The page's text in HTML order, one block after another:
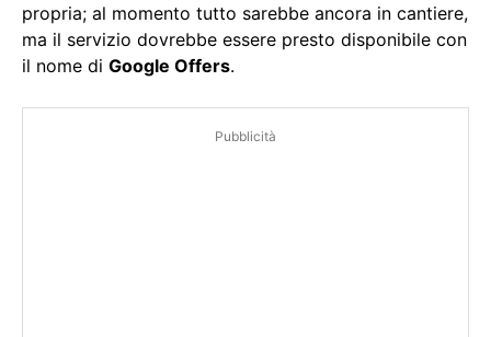
propria; al momento tutto sarebbe ancora in cantiere,
ma il servizio dovrebbe essere presto disponibile con
il nome di Google Offers.
Pubblicità